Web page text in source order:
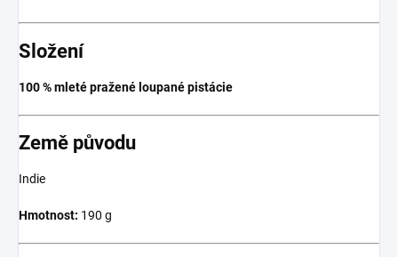
Složení
100 % mleté pražené loupané pistácie
Země původu
Indie
Hmotnost: 190 g